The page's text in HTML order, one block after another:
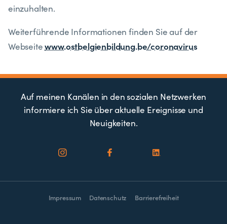
einzuhalten.
Weiterführende Informationen finden Sie auf der
Webseitewww.ostbelgienbildung.be/coronavirus
Auf meinen Kanälen in den sozialen Netzwerken
informiere ich Sie über aktuelle Ereignisse und
Neuigkeiten.
Impressum Datenschutz Barrierefreiheit